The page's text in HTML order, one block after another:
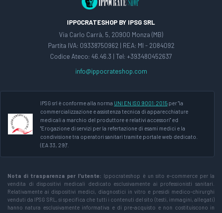
IPPOCRATESHOP BY IPSG SRL
Via Carlo Carrà, 5, 20900 Monza (MB)
Partita IVA: 09338750962 | REA: MI - 2084092
Codice Ateco: 46.46.3 | Tel: +393480452637
info@ippocrateshop.com
IPSG srl è conforme alla norma UNI EN ISO 9001:2015 per "la
commercializzazione e assistenza tecnica di apparecchiature
medicali a marchio del produttore e relativi accessori" ed
"Erogazione di servizi per la refertazione di esami medici e la
condivisione tra operatori sanitari tramite portale web dedicato.
(EA 33, 29)".
Nota di trasparenza per l'utente: Ippocrateshop è un sito e-commerce per la
vendita di dispositivi medicali dedicato esclusivamente ai professionisti sanitari.
Relativamente ai dispositivi medici, diagnostici in vitro e presidi medico-chirurghi
venduti da IPSG SRL, si specifica che tutti i contenuti del sito (testi, immagini, allegati)
hanno natura esclusivamente informativa e di pre-acquisto e non costituiscono in